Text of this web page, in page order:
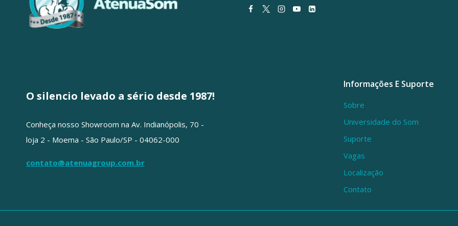
O silencio levado a sério desde 1987!
Conheça nosso Showroom na Av. Indianópolis, 70 -
loja 2 - Moema - São Paulo/SP - 04062-000
contato@atenuagroup.com.br
Informações E Suporte
Sobre
Universidade do Som
Suporte
Vagas
Localização
Contato